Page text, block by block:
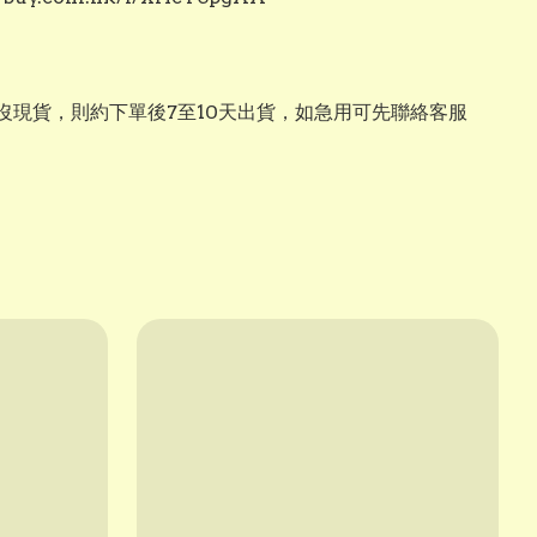
現貨，則約下單後7至10天出貨，如急用可先聯絡客服